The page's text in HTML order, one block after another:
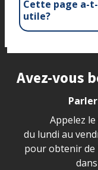
Cette page a-
utile?
Site footer
Avez-vous
Parler
Appelez
du lundi au
pour obtenir de